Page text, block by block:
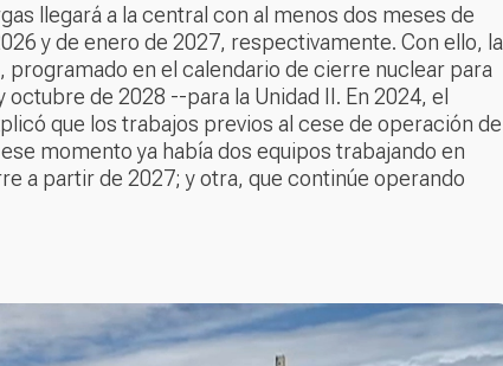
llegará a la central con al menos dos meses de
y de enero de 2027, respectivamente. Con ello, la
en el calendario de cierre nuclear para
de 2028 --para la Unidad II. En 2024, el
que los trabajos previos al cese de operación de
momento ya había dos equipos trabajando en
a partir de 2027; y otra, que continúe operando